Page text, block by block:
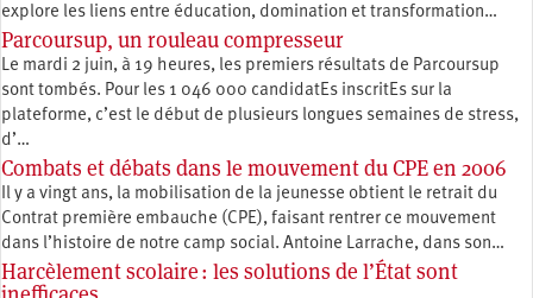
explore les liens entre éducation, ­domination et transformation…
Parcoursup, un rouleau compresseur
Le mardi 2 juin, à 19 heures, les premiers résultats de Parcoursup
sont tombés. Pour les 1 046 000 candidatEs inscritEs sur la
plateforme, c’est le début de plusieurs longues semaines de stress,
d’…
Combats et débats dans le mouvement du CPE en 2006
Il y a vingt ans, la mobilisation de la jeunesse obtient le retrait du
Contrat première embauche (CPE), faisant rentrer ce mouvement
dans l’histoire de notre camp social. Antoine Larrache, dans son…
Harcèlement scolaire : les solutions de l’État sont